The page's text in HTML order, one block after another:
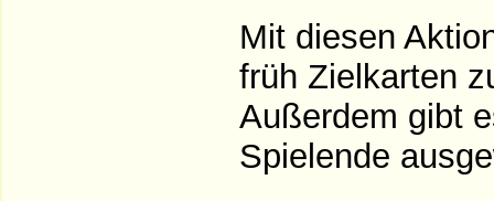
Mit diesen
früh Zielkarten
Außerdem gibt
Spielende